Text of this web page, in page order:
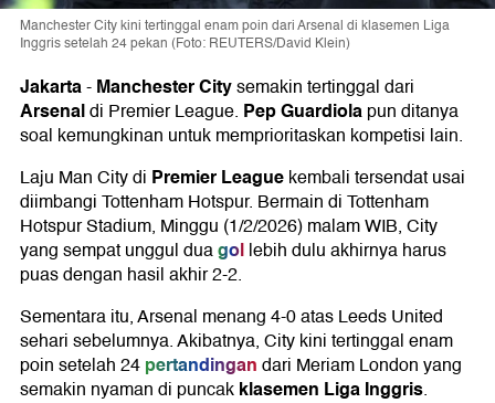
Manchester City kini tertinggal enam poin dari Arsenal di klasemen Liga
Inggris setelah 24 pekan (Foto: REUTERS/David Klein)
Jakarta-Manchester Citysemakin tertinggal dari
Arsenaldi Premier League. Pep Guardiolapun ditanya
soal kemungkinan untuk memprioritaskan kompetisi lain.
Laju Man City di Premier Leaguekembali tersendat usai
diimbangi Tottenham Hotspur. Bermain di Tottenham
Hotspur Stadium, Minggu (1/2/2026) malam WIB, City
yang sempat unggul duagollebih dulu akhirnya harus
puas dengan hasil akhir 2-2.
Sementara itu, Arsenal menang 4-0 atas Leeds United
sehari sebelumnya. Akibatnya, City kini tertinggal enam
poin setelah 24pertandingandari Meriam London yang
semakin nyaman di puncakklasemen Liga Inggris.